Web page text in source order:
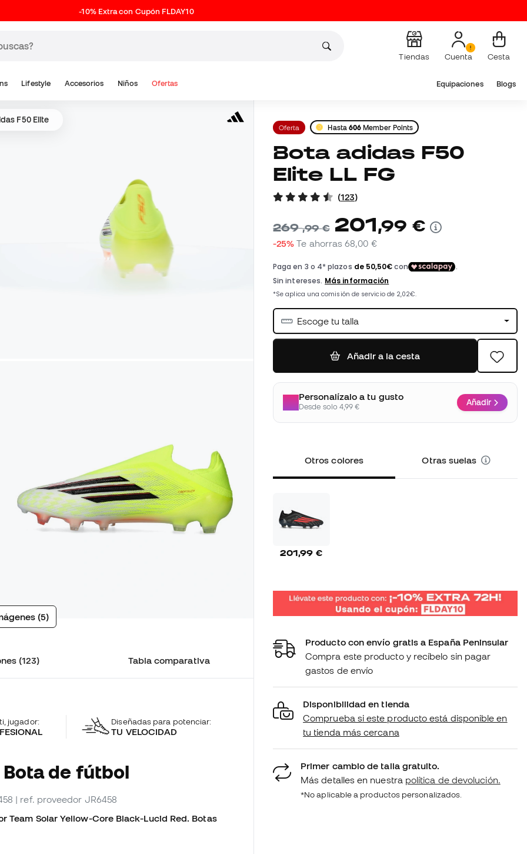
-10% Extra con Cupón FLDAY10
Tiendas Cuenta Cesta
Lifestyle Accesorios Niños Ofertas Equipaciones Blogs
F50 Elite
(5)
(123) Tabla comparativa
jugador: Diseñadas para potenciar:
TU VELOCIDAD
de fútbol
| ref. proveedor JR6458
Team Solar Yellow-Core Black-Lucid Red. Botas
Oferta Hasta 606 Member Points
Bota adidas F50
Elite LL FG
(123)
269,99 € 201,99 €
-25% Te ahorras68,00 €
Escoge tu talla
Añadir a la cesta
Personalízalo a tu gusto
Desde solo 4,99 € Añadir
Otros colores Otras suelas
201,99 €
Producto con envío gratis a España Peninsular
Compra este producto y recíbelo sin pagar
gastos de envío
Disponibilidad en tienda
Comprueba si este producto está disponible en
tu tienda más cercana
Primer cambio de talla gratuito.
Más detalles en nuestra política de devolución.
*No aplicable a productos personalizados.